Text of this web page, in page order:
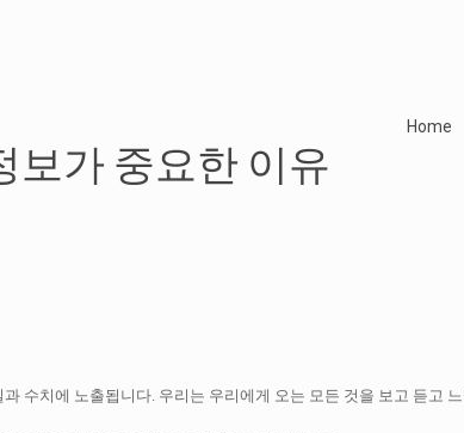
Home
보가 중요한 이유
수치에 노출됩니다. 우리는 우리에게 오는 모든 것을 보고 듣고